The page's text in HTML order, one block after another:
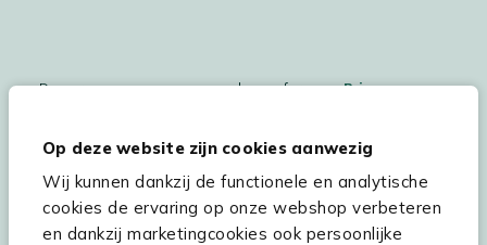
Op deze website zijn cookies aanwezig
Wij kunnen dankzij de functionele en analytische
cookies de ervaring op onze webshop verbeteren
en dankzij marketingcookies ook persoonlijke
De persoonsgegegevens worden conform onsPrivacy
Hulp & service